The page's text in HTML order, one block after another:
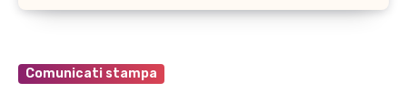
Comunicati stampa